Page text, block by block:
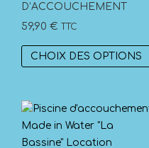
D’ACCOUCHEMENT
59,90 € TTC
CHOIX DES OPTIONS